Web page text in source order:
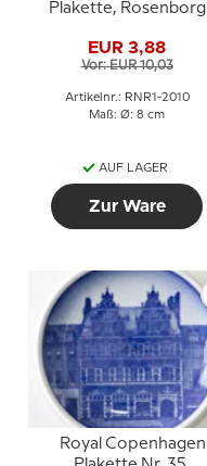
Plakette, Rosenborg
EUR 3,88
Vor: EUR 10,03
Artikelnr.: RNR1-2010
Maß: Ø: 8 cm
AUF LAGER
Zur Ware
Royal Copenhagen